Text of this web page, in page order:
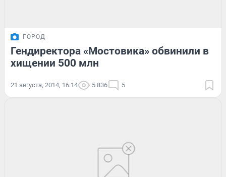
ГОРОД
Гендиректора «Мостовика» обвинили в
хищении 500 млн
21 августа, 2014, 16:14 5 836 5